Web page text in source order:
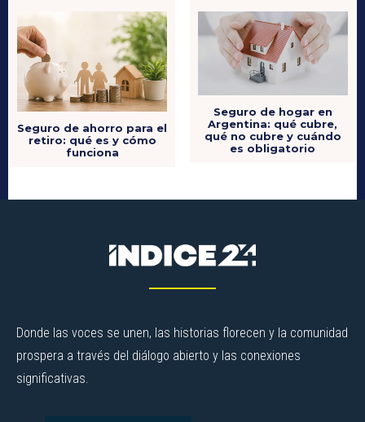
Seguro de ahorro para el
retiro: qué es y cómo
funciona
Seguro de hogar en
Argentina: qué cubre,
qué no cubre y cuándo
es obligatorio
Donde las voces se unen, las historias florecen y la comunidad
prospera a través del diálogo abierto y las conexiones
significativas.